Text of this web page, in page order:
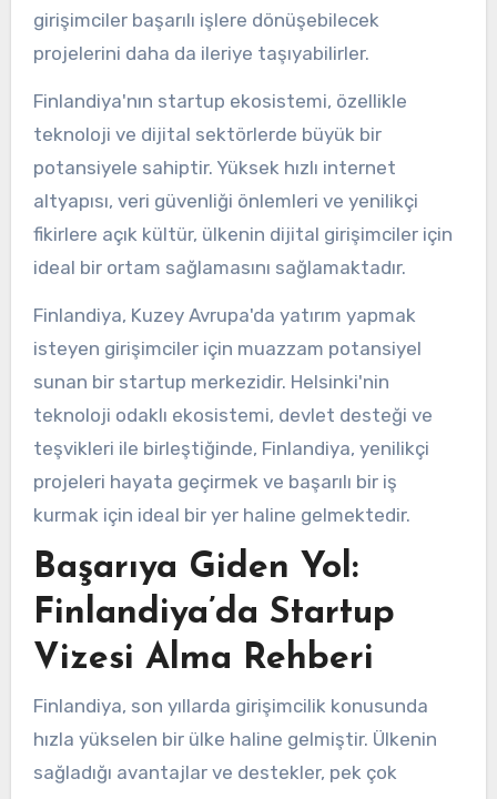
girişimciler başarılı işlere dönüşebilecek
projelerini daha da ileriye taşıyabilirler.
Finlandiya'nın startup ekosistemi, özellikle
teknoloji ve dijital sektörlerde büyük bir
potansiyele sahiptir. Yüksek hızlı internet
altyapısı, veri güvenliği önlemleri ve yenilikçi
fikirlere açık kültür, ülkenin dijital girişimciler için
ideal bir ortam sağlamasını sağlamaktadır.
Finlandiya, Kuzey Avrupa'da yatırım yapmak
isteyen girişimciler için muazzam potansiyel
sunan bir startup merkezidir. Helsinki'nin
teknoloji odaklı ekosistemi, devlet desteği ve
teşvikleri ile birleştiğinde, Finlandiya, yenilikçi
projeleri hayata geçirmek ve başarılı bir iş
kurmak için ideal bir yer haline gelmektedir.
Başarıya Giden Yol:
Finlandiya’da Startup
Vizesi Alma Rehberi
Finlandiya, son yıllarda girişimcilik konusunda
hızla yükselen bir ülke haline gelmiştir. Ülkenin
sağladığı avantajlar ve destekler, pek çok